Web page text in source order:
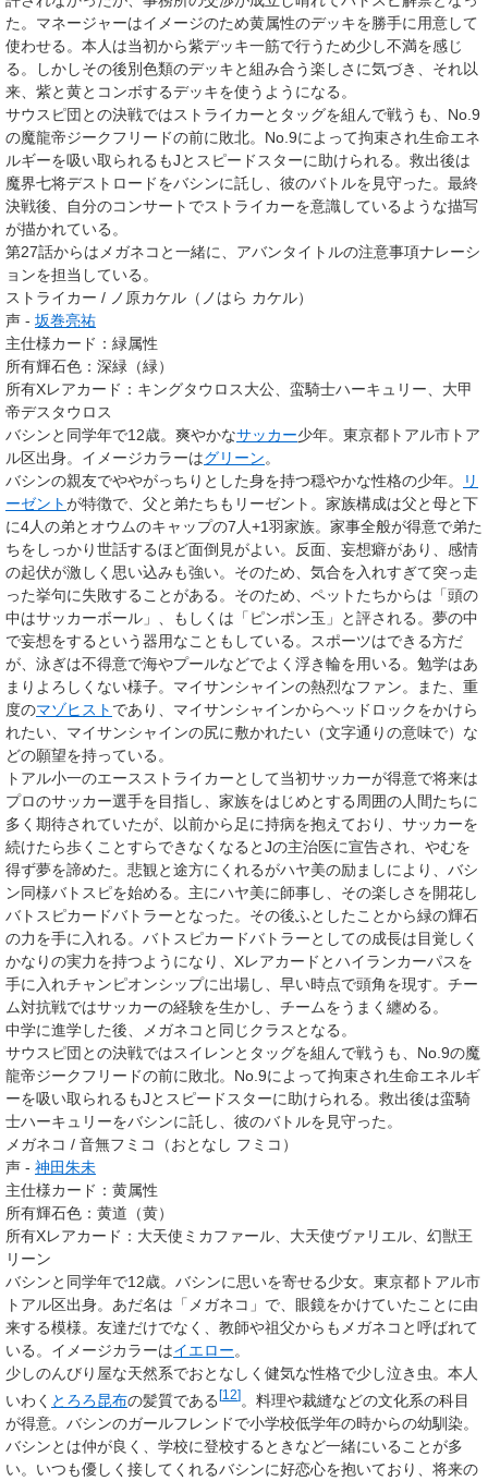
た。マネージャーはイメージのため黄属性のデッキを勝手に用意して
使わせる。本人は当初から紫デッキ一筋で行うため少し不満を感じ
る。しかしその後別色類のデッキと組み合う楽しさに気づき、それ以
来、紫と黄とコンボするデッキを使うようになる。
サウスピ団との決戦ではストライカーとタッグを組んで戦うも、No.9
の魔龍帝ジークフリードの前に敗北。No.9によって拘束され生命エネ
ルギーを吸い取られるもJとスピードスターに助けられる。救出後は
魔界七将デストロードをバシンに託し、彼のバトルを見守った。最終
決戦後、自分のコンサートでストライカーを意識しているような描写
が描かれている。
第27話からはメガネコと一緒に、アバンタイトルの注意事項ナレーシ
ョンを担当している。
ストライカー / ノ原カケル（ノはら カケル）
声 - 坂巻亮祐
主仕様カード：緑属性
所有輝石色 ： 深緑（緑）
所有Xレアカード ： キングタウロス大公、 蛮騎士ハーキュリー、 大甲
帝デスタウロス
バシンと同学年で12歳。爽やかなサッカー少年。東京都トアル市トア
ル区出身。イメージカラーはグリーン。
バシンの親友でややがっちりとした身を持つ穏やかな性格の少年。
リ
ーゼントが特徴で、父と弟たちもリーゼント。家族構成は父と母と下
に4人の弟とオウムのキャップの7人+1羽家族。家事全般が得意で弟た
ちをしっかり世話するほど面倒見がよい。反面、妄想癖があり、感情
の起伏が激しく思い込みも強い。そのため、気合を入れすぎて突っ走
った挙句に失敗することがある。そのため、ペットたちからは「頭の
中はサッカーボール」、もしくは「ピンポン玉」と評される。夢の中
で妄想をするという器用なこともしている。スポーツはできる方だ
が、泳ぎは不得意で海やプールなどでよく浮き輪を用いる。勉学はあ
まりよろしくない様子。マイサンシャインの熱烈なファン。また、重
度のマゾヒスト であり、マイサンシャインからヘッドロックをかけら
れたい、マイサンシャインの尻に敷かれたい（文字通りの意味で）な
どの願望を持っている。
トアル小一のエースストライカーとして当初サッカーが得意で将来は
プロのサッカー選手を目指し、家族をはじめとする周囲の人間たちに
多く期待されていたが、以前から足に持病を抱えており、サッカーを
続けたら歩くことすらできなくなるとJの主治医に宣告され、やむを
得ず夢を諦めた。悲観と途方にくれるがハヤ美の励ましにより、バシ
ン同様バトスピを始める。主にハヤ美に師事し、その楽しさを開花し
バトスピカードバトラーとなった。その後ふとしたことから緑の輝石
の力を手に入れる。バトスピカードバトラーとしての成長は目覚しく
かなりの実力を持つようになり、Xレアカードとハイランカーパスを
手に入れチャンピオンシップに出場し、早い時点で頭角を現す。チー
ム対抗戦ではサッカーの経験を生かし、チームをうまく纏める。
中学に進学した後、メガネコと同じクラスとなる。
サウスピ団との決戦ではスイレンとタッグを組んで戦うも、No.9の魔
龍帝ジークフリードの前に敗北。No.9によって拘束され生命エネルギ
ーを吸い取られるもJとスピードスターに助けられる。救出後は蛮騎
士ハーキュリーをバシンに託し、彼のバトルを見守った。
メガネコ / 音無フミコ（おとなし フミコ）
声 - 神田朱未
主仕様カード：黄属性
所有輝石色 ： 黄道（黄）
所有Xレアカード ： 大天使ミカファール、 大天使ヴァリエル、 幻獣王
リーン
バシンと同学年で12歳。バシンに思いを寄せる少女。東京都トアル市
トアル区出身。あだ名は「メガネコ」で、眼鏡をかけていたことに由
来する模様。友達だけでなく、教師や祖父からもメガネコと呼ばれて
いる。イメージカラーはイエロー。
少しのんびり屋な天然系でおとなしく健気な性格で少し泣き虫。本人
いわく とろろ昆布の髪質である [12] 。料理や裁縫などの文化系の科目
が得意。バシンのガールフレンドで小学校低学年の時からの幼馴染。
バシンとは仲が良く、学校に登校するときなど一緒にいることが多
い。いつも優しく接してくれるバシンに好恋心を抱いており、将来の